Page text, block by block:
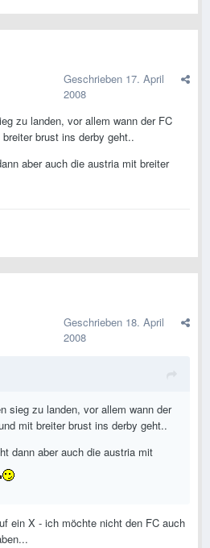
Geschrieben 17. April
2008
zu landen, vor allem wann der FC
brust ins derby geht..
aber auch die austria mit breiter
Geschrieben 18. April
2008
sieg zu landen, vor allem wann der
mit breiter brust ins derby geht..
dann aber auch die austria mit
ein X - ich möchte nicht den FC auch